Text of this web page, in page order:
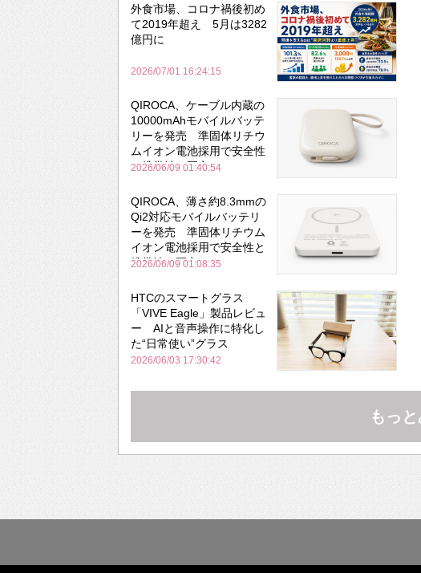
外食市場、コロナ禍後初め
て2019年超え 5月は3282
億円に
2026/07/01 16:24:15
QIROCA、ケーブル内蔵の
10000mAhモバイルバッテ
リーを発売 準固体リチウ
ムイオン電池採用で安全性
と携帯性を両立
2026/06/09 01:40:54
QIROCA、薄さ約8.3mmの
Qi2対応モバイルバッテリ
ーを発売 準固体リチウム
イオン電池採用で安全性と
携帯性を両立
2026/06/09 01:08:35
HTCのスマートグラス
「VIVE Eagle」製品レビュ
ー AIと音声操作に特化し
た“日常使い”グラス
2026/06/03 17:30:42
もっ